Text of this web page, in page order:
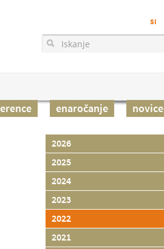
SI
enaročanje novice
2026
2025
2024
2023
2022
2021